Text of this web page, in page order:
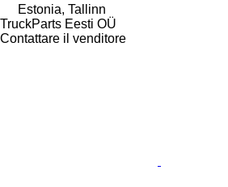
Estonia, Tallinn
TruckParts Eesti OÜ
Contattare il venditore